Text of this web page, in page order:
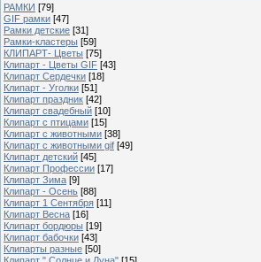
РАМКИ [79]
GIF рамки [47]
Рамки детские [31]
Рамки-кластеры [59]
КЛИПАРТ- Цветы [75]
Клипарт - Цветы GIF [43]
Клипарт Сердечки [18]
Клипарт - Уголки [51]
Клипарт праздник [42]
Клипарт свадебный [10]
Клипарт с птицами [15]
Клипарт с животными [38]
Клипарт с животными gif [49]
Клипарт детский [45]
Клипарт Профессии [17]
Клипарт Зима [9]
Клипарт - Осень [88]
Клипарт 1 Сентября [11]
Клипарт Весна [16]
Клипарт бордюры [19]
Клипарт бабочки [43]
Клипарты разные [50]